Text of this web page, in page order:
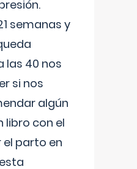
semanas y
las 40 nos
si nos
algún
libro con el
parto en